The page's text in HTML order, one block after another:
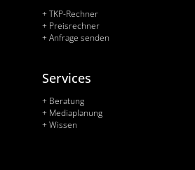
+ TKP-Rechner
+ Preisrechner
+ Anfrage senden
Services
+ Beratung
+ Mediaplanung
+ Wissen